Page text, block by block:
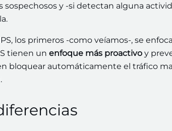
y -si detectan alguna
los primeros -como veíamos-, se
tienen un enfoque más proactivo y
bloquear automáticamente el tráfico